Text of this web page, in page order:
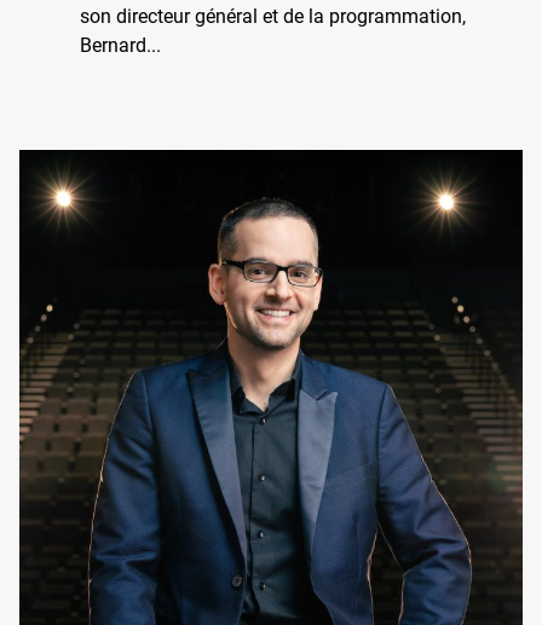
son directeur général et de la programmation,
Bernard...